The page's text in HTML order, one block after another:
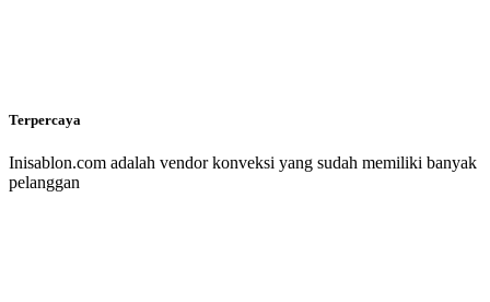
Terpercaya
Inisablon.com adalah vendor konveksi yang sudah memiliki banyak
pelanggan